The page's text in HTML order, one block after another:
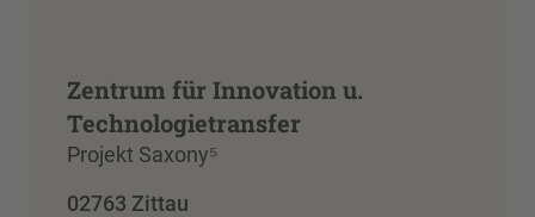
Zentrum für Innovation u.
Technologietransfer
Projekt Saxony⁵
02763 Zittau